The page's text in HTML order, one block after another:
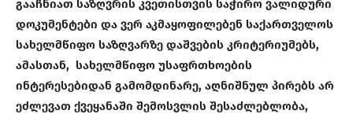
გააჩნიათ საზღვრის კვეთისთვის საჭირო ვალიდური
დოკუმენტები და ვერ აკმაყოფილებენ საქართველოს
სახელმწიფო საზღვარზე დაშვების კრიტერიუმებს,
ამასთან, სახელმწიფო უსაფრთხოების
ინტერესებიდან გამომდინარე, აღნიშნულ პირებს არ
ეძლევათ ქვეყანაში შემოსვლის შესაძლებლობა,